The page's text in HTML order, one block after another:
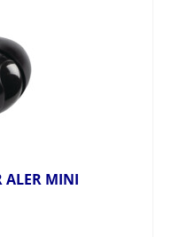
MINI